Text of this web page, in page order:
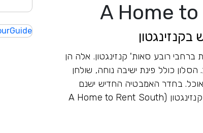
A Home
ברחבי רובע סאות' קנזינגטון. אלה הן
הסלון כולל פינת ישיבה נוחה, שולחן
בחדר האמבטיה החדיש ישנם
אמבטיה או מקלחת. בחלק מהדירות של אה הום טו רנט סאות' קנזינגטון (A Home to Rent South